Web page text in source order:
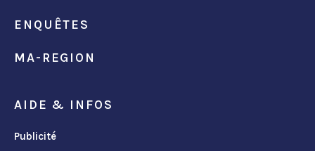
ENQUÊTES
MA-REGION
AIDE & INFOS
Publicité